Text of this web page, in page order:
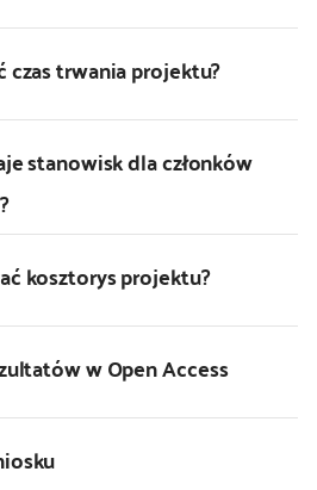
czas trwania projektu?
stanowisk dla członków
kosztorys projektu?
w Open Access